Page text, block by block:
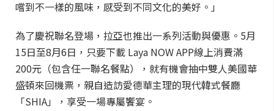
嚐到不一樣的風味，感受到不同文化的美好。」
為了慶祝聯名登場，拉亞也推出一系列活動與優惠。5月
15日至8月6日，只要下載 Laya NOW APP線上消費滿
200元（包含任一聯名餐點），就有機會抽中雙人美國華
盛頓來回機票，親自造訪愛德華主理的現代韓式餐廳
「SHIA」，享受一場專屬饗宴。